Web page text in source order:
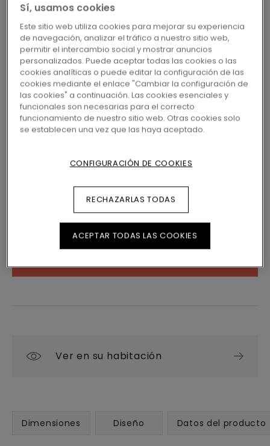
Etiqueta ecológica de la UE
Nordic Swan Ecolabel
53,75€/m²
PVP Recomendado (IVA
Incluido)
Disponible en3 variantes
ENCUENTRE UNA TIENDA CERCA
queda alguna pregunta por hacer? ¡No se
Ver en su habitación
Dimensiones Diseño Datos del producto
Sí, usamos cookies
Este sitio web utiliza cookies para mejorar su experiencia
de navegación, analizar el tráfico a nuestro sitio web,
permitir el intercambio social y mostrar anuncios
personalizados. Puede aceptar todas las cookies o las
cookies analíticas o puede editar la configuración de las
cookies mediante el enlace "Cambiar la configuración de
las cookies" a continuación. Las cookies esenciales y
funcionales son necesarias para el correcto
funcionamiento de nuestro sitio web. Otras cookies solo
se establecen una vez que las haya aceptado.
CONFIGURACIÓN DE COOKIES
RECHAZARLAS TODAS
ACEPTAR TODAS LAS COOKIES